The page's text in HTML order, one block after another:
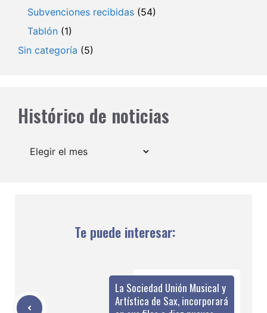
Subvenciones recibidas (54)
Tablón (1)
Sin categoría (5)
Histórico de noticias
Archivos
Te puede interesar:
La Sociedad Unión Musical y
Artística de Sax, incorporará